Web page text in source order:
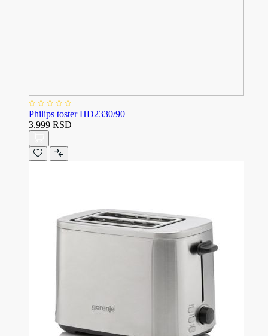
Philips toster HD2330/90
3.999 RSD